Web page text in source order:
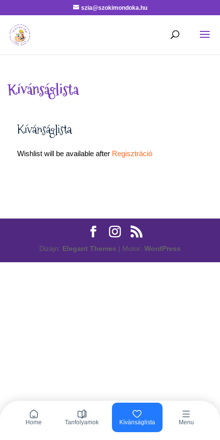
szia@szokimondoka.hu
Kívánságlista
Kívánságlista
Wishlist will be available after Regisztráció
Home Tanfolyamok Kívánságlista Menu
Dizájn: Elegant Themes | Motor: WordPress